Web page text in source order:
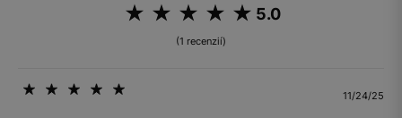
5.0
(1 recenzií)
11/24/25